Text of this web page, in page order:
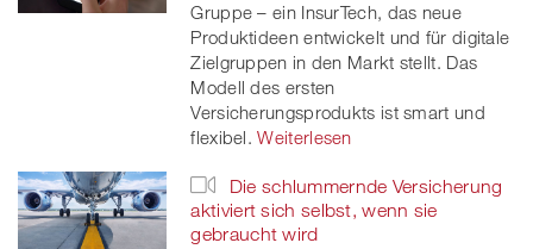
Gruppe – ein InsurTech, das neue
Produktideen entwickelt und für digitale
Zielgruppen in den Markt stellt. Das
Modell des ersten
Versicherungsprodukts ist smart und
flexibel. Weiterlesen
Die schlummernde Versicherung
aktiviert sich selbst, wenn sie
gebraucht wird